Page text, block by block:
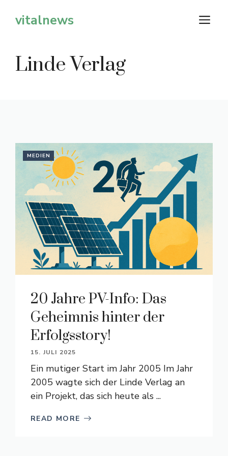
Inhaltvitalnews
Linde Verlag
MEDIEN
20 Jahre PV-Info: Das
Geheimnis hinter der
Erfolgsstory!
15. JULI 2025
Ein mutiger Start im Jahr 2005 Im Jahr
2005 wagte sich der Linde Verlag an
ein Projekt, das sich heute als ...
READ MORE